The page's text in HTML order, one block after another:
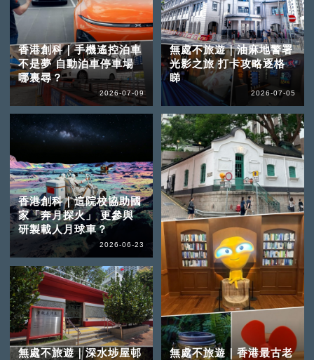
香港創科｜手機遙控泊車
不是夢 自動泊車停車場
哪裏尋？
2026-07-09
無處不旅遊｜油麻地警署
光影之旅 打卡攻略逐格
睇
2026-07-05
香港創科｜這院校協助國
家「奔月探火」 更參與
研製載人月球車？
2026-06-23
無處不旅遊｜深水埗屋邨
無處不旅遊｜香港最古老